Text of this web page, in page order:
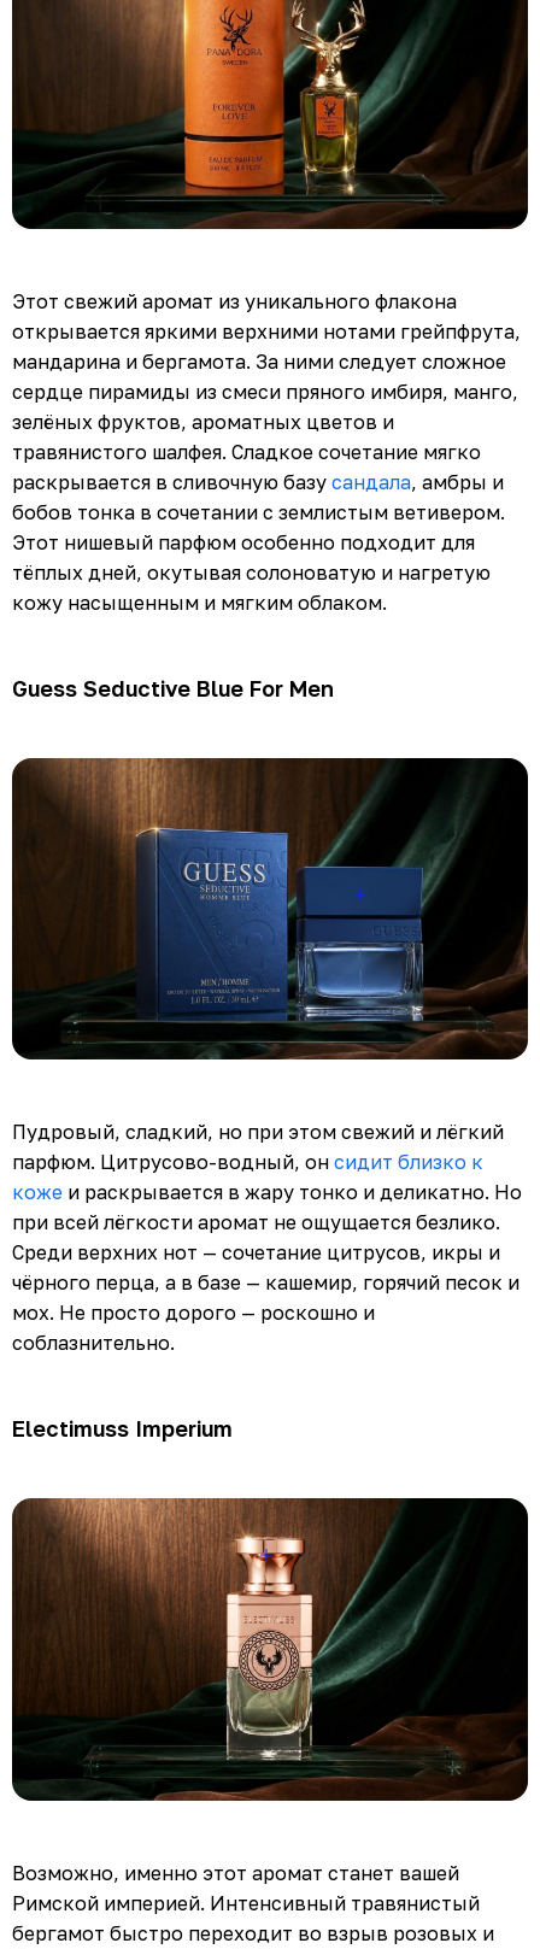
Этот свежий аромат из уникального флакона
открывается яркими верхними нотами грейпфрута,
мандарина и бергамота. За ними следует сложное
сердце пирамиды из смеси пряного имбиря, манго,
зелёных фруктов, ароматных цветов и
травянистого шалфея. Сладкое сочетание мягко
раскрывается в сливочную базу сандала, амбры и
бобов тонка в сочетании с землистым ветивером.
Этот нишевый парфюм особенно подходит для
тёплых дней, окутывая солоноватую и нагретую
кожу насыщенным и мягким облаком.
Guess Seductive Blue For Men
Пудровый, сладкий, но при этом свежий и лёгкий
парфюм. Цитрусово-водный, он сидит близко к
коже и раскрывается в жару тонко и деликатно. Но
при всей лёгкости аромат не ощущается безлико.
Среди верхних нот — сочетание цитрусов, икры и
чёрного перца, а в базе — кашемир, горячий песок и
мох. Не просто дорого — роскошно и
соблазнительно.
Electimuss Imperium
Возможно, именно этот аромат станет вашей
Римской империей. Интенсивный травянистый
бергамот быстро переходит во взрыв розовых и